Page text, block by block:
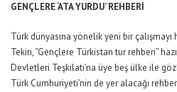
GENÇLERE ‘ATA YURDU’ REHBERİ
Türk dünyasına yönelik yeni bir
Tekin, “Gençlere Türkistan tur rehberi”
Devletleri Teşkilatı’na üye beş ülke ile
Türk Cumhuriyeti’nin de yer alacağı